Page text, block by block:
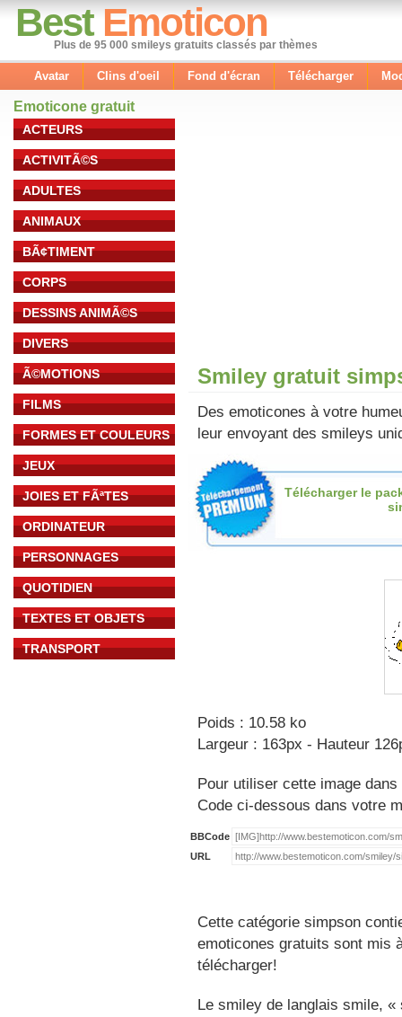
Best Emoticon
Plus de 95 000 smileys gratuits classés par thèmes
Avatar Clins d'oeil Fond d'écran Télécharger
Emoticone gratuit
ACTEURS
ACTIVITÃ©S
ADULTES
ANIMAUX
BÃ¢TIMENT
CORPS
DESSINS ANIMÃ©S
DIVERS
Ã©MOTIONS
FILMS
FORMES ET COULEURS
JEUX
JOIES ET FÃªTES
ORDINATEUR
PERSONNAGES
QUOTIDIEN
TEXTES ET OBJETS
TRANSPORT
Smiley gratuit
Des emoticones à votre
leur envoyant des smileys
Télécharger le
Poids : 10.58 ko
Largeur : 163px - Hauteur
Pour utiliser cette image
Code ci-dessous dans votre
BBCode
URL
Cette catégorie simpson
emoticones gratuits sont mis
télécharger!
Le smiley de langlais smile,